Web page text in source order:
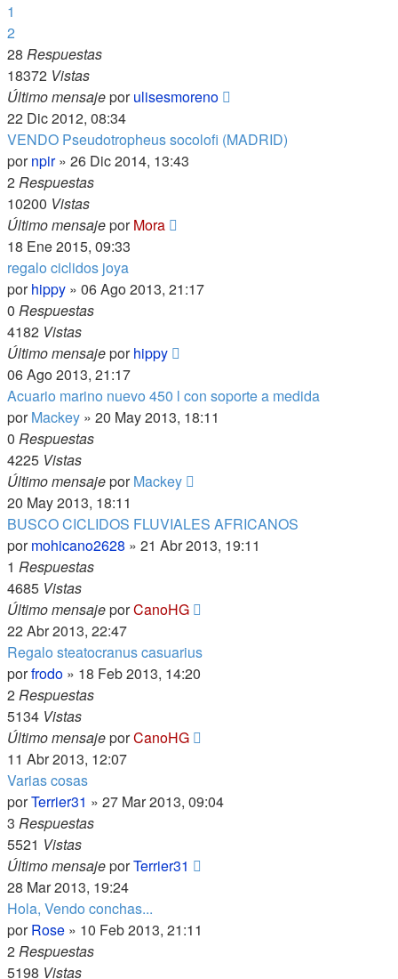
1
2
28 Respuestas
18372 Vistas
Último mensajeporulisesmoreno
22 Dic 2012, 08:34
VENDO Pseudotropheus socolofi (MADRID)
pornpir» 26 Dic 2014, 13:43
2Respuestas
10200 Vistas
Último mensajeporMora
18 Ene 2015, 09:33
regalo ciclidos joya
porhippy » 06 Ago 2013, 21:17
0 Respuestas
4182 Vistas
Último mensajeporhippy
06 Ago 2013, 21:17
Acuario marino nuevo 450 l con soporte a medida
porMackey » 20 May 2013, 18:11
0 Respuestas
4225 Vistas
Último mensajeporMackey
20 May 2013, 18:11
BUSCO CICLIDOS FLUVIALES AFRICANOS
pormohicano2628 » 21 Abr 2013, 19:11
1 Respuestas
4685 Vistas
Último mensajeporCanoHG
22 Abr 2013, 22:47
Regalo steatocranus casuarius
porfrodo » 18 Feb 2013, 14:20
2Respuestas
5134 Vistas
Último mensajeporCanoHG
11 Abr 2013, 12:07
Varias cosas
porTerrier31 » 27 Mar 2013, 09:04
3 Respuestas
5521 Vistas
Último mensajeporTerrier31
28 Mar 2013, 19:24
Hola, Vendo conchas...
porRose » 10 Feb 2013, 21:11
2Respuestas
5198 Vistas